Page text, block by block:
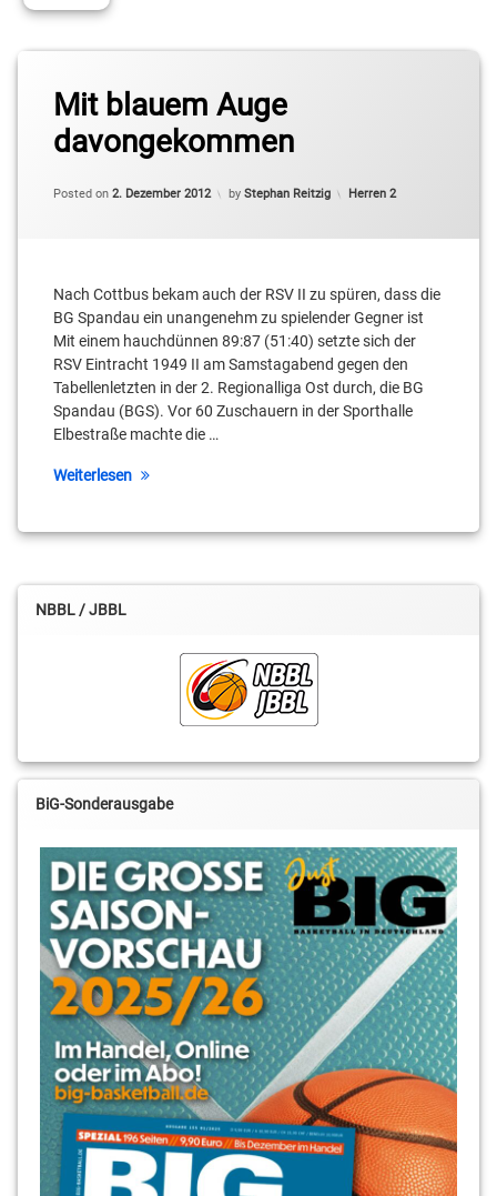
Mit blauem Auge
davongekommen
Posted on 2. Dezember 2012
Updated on 2. Dezember 2012
by Stephan Reitzig Categories:
Herren 2
Nach Cottbus bekam auch der RSV II zu spüren, dass die
BG Spandau ein unangenehm zu spielender Gegner ist
Mit einem hauchdünnen 89:87 (51:40) setzte sich der
RSV Eintracht 1949 II am Samstagabend gegen den
Tabellenletzten in der 2. Regionalliga Ost durch, die BG
Spandau (BGS). Vor 60 Zuschauern in der Sporthalle
Elbestraße machte die …
Weiterlesen
Anthony
Woodson
Christopher
Schreiber
Colin
Craven
Daniel
Koeppen
Leroy
Höbold
Ahmadi
Niko
Schumann
Regionalliga
Robert
Borchert
RSV
Basketball
Stubenrauch-
Halle
NBBL / JBBL
BiG-Sonderausgabe